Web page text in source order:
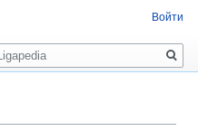
Войти